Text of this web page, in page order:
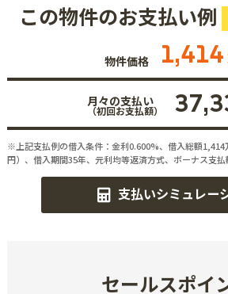
この物件のお支払い例
物件価格 1,414
月々の支払い
（初回お支払額）
※上記支払例の借入条件：金利0.600%、借入総額1,414
円）、借入期間35年、元利均等返済方式、ボーナス支
支払いシミュレー
セールスポイ